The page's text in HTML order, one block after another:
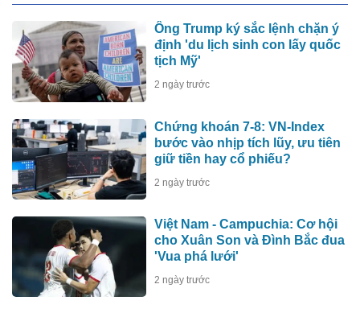
Ông Trump ký sắc lệnh chặn ý
định 'du lịch sinh con lấy quốc
tịch Mỹ'
2 ngày trước
Chứng khoán 7-8: VN-Index
bước vào nhịp tích lũy, ưu tiên
giữ tiền hay cổ phiếu?
2 ngày trước
Việt Nam - Campuchia: Cơ hội
cho Xuân Son và Đình Bắc đua
'Vua phá lưới'
2 ngày trước